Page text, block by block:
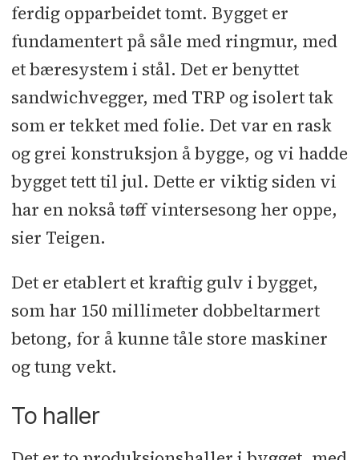
ferdig opparbeidet tomt. Bygget er
fundamentert på såle med ringmur, med
et bæresystem i stål. Det er benyttet
sandwichvegger, med TRP og isolert tak
som er tekket med folie. Det var en rask
og grei konstruksjon å bygge, og vi hadde
bygget tett til jul. Dette er viktig siden vi
har en nokså tøff vintersesong her oppe,
sier Teigen.
Det er etablert et kraftig gulv i bygget,
som har 150 millimeter dobbeltarmert
betong, for å kunne tåle store maskiner
og tung vekt.
To haller